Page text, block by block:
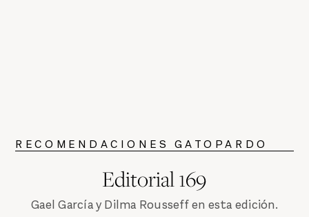
RECOMENDACIONES GATOPARDO
Editorial 169
Gael García y Dilma Rousseff en esta edición.